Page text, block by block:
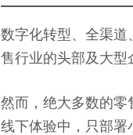
数字化转型、全渠
售行业的头部及大型
然而，绝大多数的零
线下体验中，只部署